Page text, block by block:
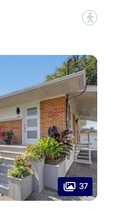
?
37